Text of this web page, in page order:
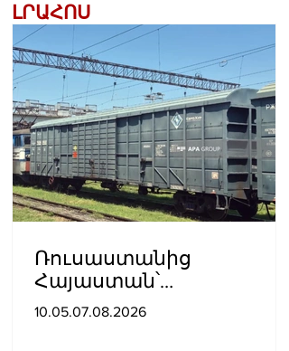
ԼՐԱՀՈՍ
Ռուսաստանից
Հայաստան՝
Ադրբեջանով
10.05.07.08.2026